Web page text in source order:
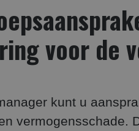
voor de
kunt u
vermogensschade.